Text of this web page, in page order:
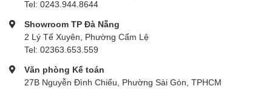
Tel: 0243.944.8644
Showroom TP Đà Nẵng
2 Lý Tế Xuyên, Phường Cẩm Lệ
Tel: 02363.653.559
Văn phòng Kế toán
27B Nguyễn Đình Chiểu, Phường Sài Gòn, TPHCM